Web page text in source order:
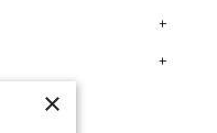
+
+
×